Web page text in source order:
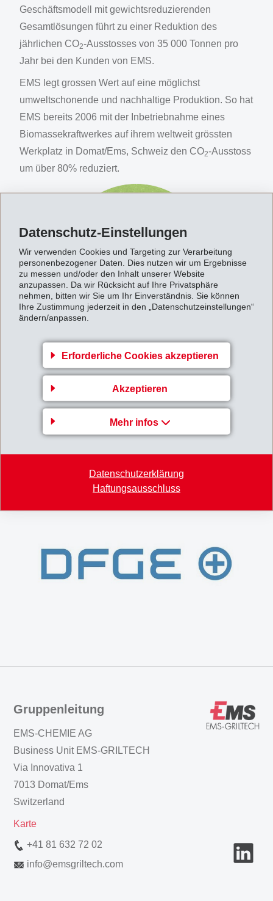
Datenschutz-Einstellungen
Wir verwenden Cookies und Targeting zur Verarbeitung
personenbezogener Daten. Dies nutzen wir um Ergebnisse
zu messen und/oder den Inhalt unserer Website
anzupassen. Da wir Rücksicht auf Ihre Privatsphäre
nehmen, bitten wir Sie um Ihr Einverständnis. Sie können
Ihre Zustimmung jederzeit in den „Datenschutzeinstellungen“
ändern/anpassen.
Erforderliche Cookies akzeptieren
Akzeptieren
Mehr infos
Datenschutzerklärung
Haftungsausschluss
Geschäftsmodell mit gewichtsreduzierenden
Gesamtlösungen führt zu einer Reduktion des
jährlichen CO2-Ausstosses von 35 000 Tonnen pro
Jahr bei den Kunden von EMS.
EMS legt grossen Wert auf eine möglichst
umweltschonende und nachhaltige Produktion. So hat
EMS bereits 2006 mit der Inbetriebnahme eines
Biomassekraftwerkes auf ihrem weltweit grössten
Werkplatz in Domat/Ems, Schweiz den CO2-Ausstoss
um über 80% reduziert.
Seit 2020 erfolgt zudem die Stromversorgung an den
Produktions- und Vertriebsstandorten in der Schweiz
Wasserkraft. Zudem wurden verschiedene weitere
Massnahmen zur Vermeidung und Kompensation des
-Ausstosses getroffen.
Seit 2020 ist EMS weltweit und an jedem Standort
Gruppenleitung
EMS-CHEMIE AG
Business Unit EMS-GRILTECH
Via Innovativa 1
7013 Domat/Ems
Switzerland
Karte
+41 81 632 72 02
info@emsgriltech.com